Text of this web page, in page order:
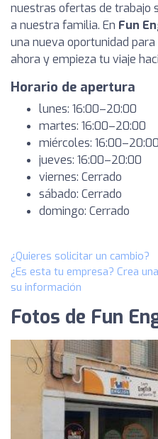
nuestras ofertas de trabajo
a nuestra familia. En Fun
una nueva oportunidad
ahora y empieza tu viaje
Horario de apertura
lunes: 16:00–20:00
martes: 16:00–20:00
miércoles: 16:00–20:00
jueves: 16:00–20:00
viernes: Cerrado
sábado: Cerrado
domingo: Cerrado
¿Quieres solicitar un cambio?
¿Es esta tu empresa? Crea
su información
Fotos de Fun